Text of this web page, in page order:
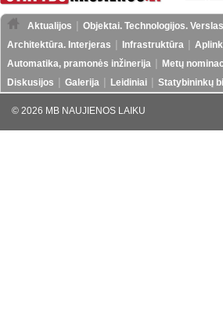
Aktualijos Objektai. Technologijos. Verslas
Architektūra. Interjeras
Infrastruktūra
Automatika, pramonės inžinerija
Metų
Diskusijos
Galerija Leidiniai Statybininkų
© 2026 MB NAUJIENOS LAIKU